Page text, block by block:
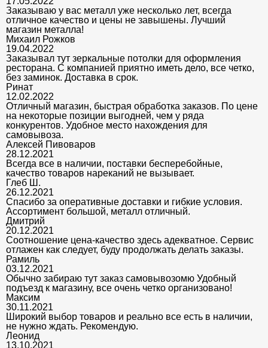
Заказываю у вас металл уже несколько лет, всегда
отличное качество и цены не завышены. Лучший
магазин металла!
Михаил Рожков
19.04.2022
Заказывал тут зеркальные потолки для оформления
ресторана. С компанией приятно иметь дело, все четко,
без заминок. Доставка в срок.
Ринат
12.02.2022
Отличный магазин, быстрая обработка заказов. По цене
на некоторые позиции выгодней, чем у ряда
конкурентов. Удобное место нахождения для
самовывоза.
Алексей Пивоваров
28.12.2021
Всегда все в наличии, поставки бесперебойные,
качество товаров нареканий не вызывает.
Глеб Ш.
26.12.2021
Спасибо за оперативные доставки и гибкие условия.
Ассортимент большой, металл отличный.
Дмитрий
20.12.2021
Соотношение цена-качество здесь адекватное. Сервис
отлажен как следует, буду продолжать делать заказы.
Рамиль
03.12.2021
Обычно забираю тут заказ самовывозомю Удобный
подъезд к магазину, все очень четко организовано!
Максим
30.11.2021
Широкий выбор товаров и реально все есть в наличии,
не нужно ждать. Рекомендую.
Леонид
13.10.2021